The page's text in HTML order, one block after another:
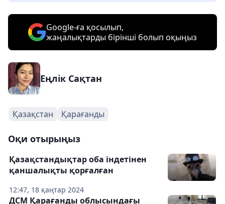
Google-ға қосылып,
жаңалықтарды бірінші болып оқыңыз
Еңлік Сақтан
Қазақстан Қарағанды
Оқи отырыңыз
12:47, 18 қаңтар 2024
Қазақстандықтар оба індетінен
қаншалықты қорғалған
ДСМ Қарағанды ​​облысындағы